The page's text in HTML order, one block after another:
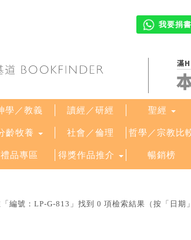
我要捐書
滿
學／教義 讀經／研經 聖經
齡牧養 社會／倫理 哲學／宗教比
禮品專區 得獎作品推介 暢銷榜
編號：LP-G-813」找到 0 項檢索結果（按「日期